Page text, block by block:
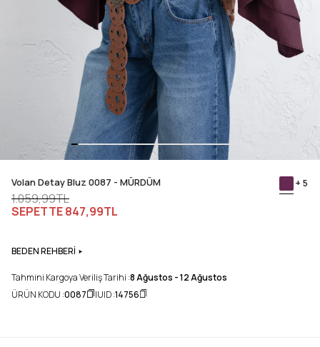
Volan Detay Bluz 0087 - MÜRDÜM + 5
1.059,99TL
SEPETTE847,99TL
BEDEN REHBERİ
Tahmini Kargoya Veriliş Tarihi :8 Ağustos - 12 Ağustos
ÜRÜN KODU :0087 UID :14756